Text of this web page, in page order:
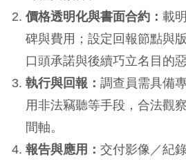
價格透明化與書面合約：載
碑與費用；設定回報節點與
口頭承諾與後續巧立名目的惡
執行與回報：調查員需具備
用非法竊聽等手段，合法觀
間軸。
報告與應用：交付影像／紀